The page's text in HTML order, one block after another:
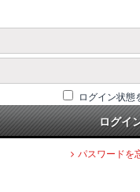
ログイン状態
ログイ
パスワードを